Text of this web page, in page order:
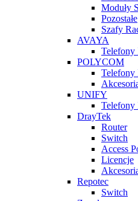
Moduły
Pozostałe
Szafy
AVAYA
Telefony
POLYCOM
Telefony
UNIFY
Telefony
DrayTek
Router
Switch
Access
Licencje
Repotec
Switch